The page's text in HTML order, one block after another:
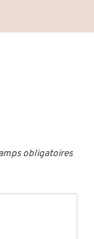
obligatoires